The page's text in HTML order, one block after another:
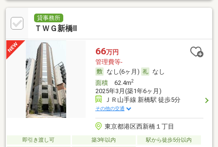
貸事務所
ＴＷＧ新橋Ⅱ
66万円
管理費等-
なし(6ヶ月)
なし
面積62.4m2
2025年3月(築1年6ヶ月)
ＪＲ山手線 新橋駅 徒歩5分
その他の交通
東京都港区西新橋１丁目
即引き渡し可 築3年以内
駅から徒歩5分以内